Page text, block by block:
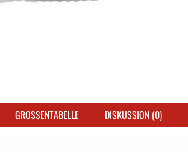
GROSSENTABELLE DISKUSSION (0)